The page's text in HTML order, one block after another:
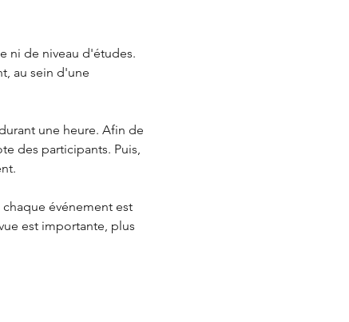
ni de niveau d'études.
au sein d'une
une heure. Afin de
des participants. Puis,
chaque événement est
est importante, plus